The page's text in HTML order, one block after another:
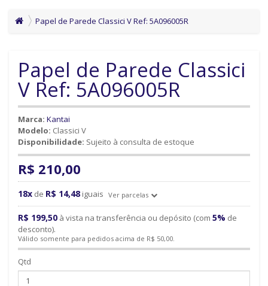
Papel de Parede Classici V Ref: 5A096005R
Papel de Parede Classici
V Ref: 5A096005R
Marca: Kantai
Modelo: Classici V
Disponibilidade: Sujeito à consulta de estoque
R$ 210,00
18x de R$ 14,48 iguais Ver parcelas
R$ 199,50 à vista na transferência ou depósito (com 5% de
desconto).
Válido somente para pedidos acima de R$ 50,00.
Qtd